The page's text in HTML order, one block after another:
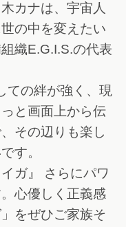
カナは、宇宙人
の中を変えたい
織E.G.I.S.の代表
ての絆が強く、現
と画面上から伝
その辺りも楽し
す。
ガ』 さらにパワ
心優しく正義感
をぜひご家族そ